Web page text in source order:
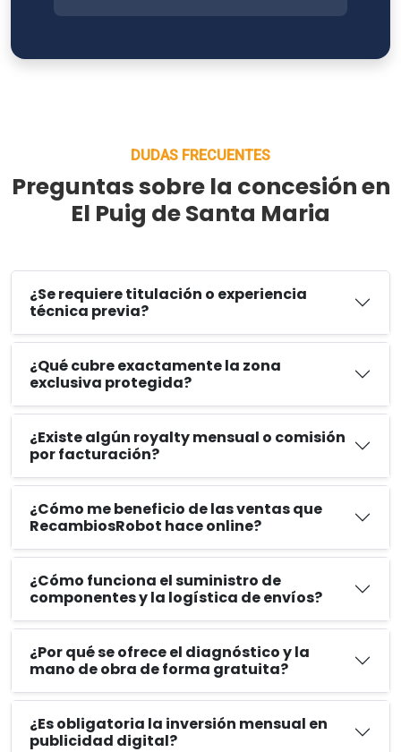
DUDAS FRECUENTES
Preguntas sobre la concesión en
El Puig de Santa Maria
¿Se requiere titulación o experiencia
técnica previa?
¿Qué cubre exactamente la zona
exclusiva protegida?
¿Existe algún royalty mensual o comisión
por facturación?
¿Cómo me beneficio de las ventas que
RecambiosRobot hace online?
¿Cómo funciona el suministro de
componentes y la logística de envíos?
¿Por qué se ofrece el diagnóstico y la
mano de obra de forma gratuita?
¿Es obligatoria la inversión mensual en
publicidad digital?